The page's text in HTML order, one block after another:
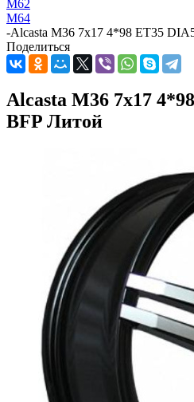
M62
M64
-Alcasta M36 7x17 4*98 ET35
Поделиться
Alcasta M36 7x17
BFP Литой